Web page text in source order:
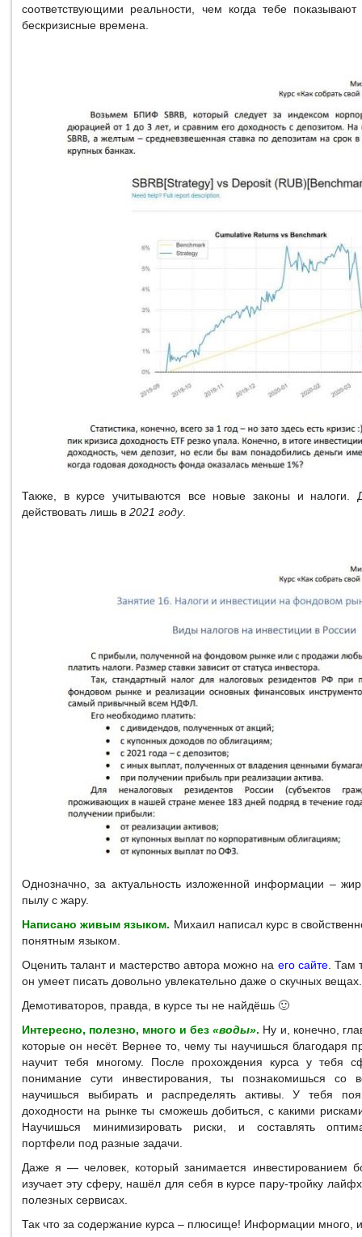
соответствующими реальности, чем когда тебе
бескризисные времена.
Также, в курсе учитываются все новые законы и налоги.
действовать лишь в 2021 году.
Однозначно, за актуальность изложенной информации –
пылу с жару.
Написано живым языком. Михаил написал курс в
понятным языком.
Оценить талант и мастерство автора можно на его сайте. Там
он умеет писать довольно увлекательно даже о скучных вещах.
Демотиваторов, правда, в курсе ты не найдёшь 🙂
Интересно, полезно, много и без«воды». Ну и, конечно,
которые он несёт. Вернее то, чему ты научишься благодаря
научит тебя многому. После прохождения курса у тебя
понимание сути инвестирования, ты познакомишься со
научишься выбирать и распределять активы. У тебя
доходности на рынке ты сможешь добиться, с какими
Научишься минимизировать риски, и составлять
портфели под разные задачи.
Даже я — человек, который занимается инвестированием
изучает эту сферу, нашёл для себя в курсе пару-тройку
полезных сервисах.
Так что за содержание курса – плюсище! Информации много,